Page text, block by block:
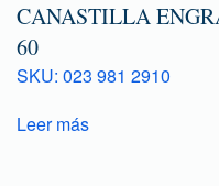
CANASTILLA
60
SKU: 023 981 2910
Leer más